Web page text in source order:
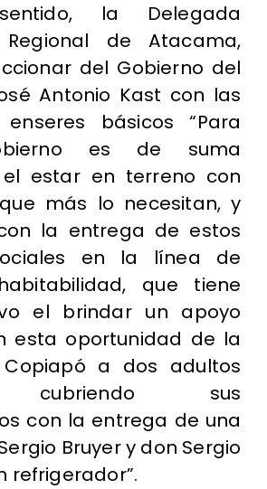
la Delegada
Regional de Atacama,
del Gobierno del
Antonio Kast con las
básicos “Para
es de suma
estar en terreno con
más lo necesitan, y
la entrega de estos
en la línea de
que tiene
el brindar un apoyo
esta oportunidad de la
a dos adultos
cubriendo sus
con la entrega de una
Bruyer y don Sergio
refrigerador”.